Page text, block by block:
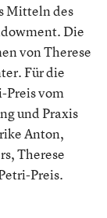
Mitteln des
Die
von Therese
Für die
Preis vom
und Praxis
Anton,
Therese
Preis.